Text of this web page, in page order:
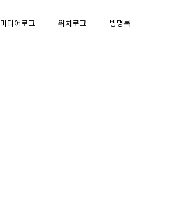
미디어로그 위치로그 방명록